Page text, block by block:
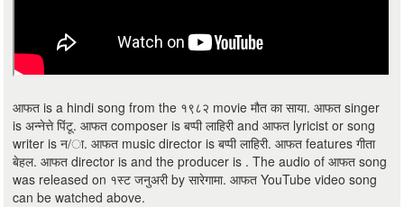
आफत is a hindi song from the १९८२ movie मौत का साया. आफत singer
is अन्नेत्ते पिंटू. आफत composer is बप्पी लाहिरी and आफत lyricist or song
writer is न/ा. आफत music director is बप्पी लाहिरी. आफत features गीता
बेहल. आफत director is and the producer is . The audio of आफत song
was released on १स्ट जनुअरी by सारेगामा. आफत YouTube video song
can be watched above.